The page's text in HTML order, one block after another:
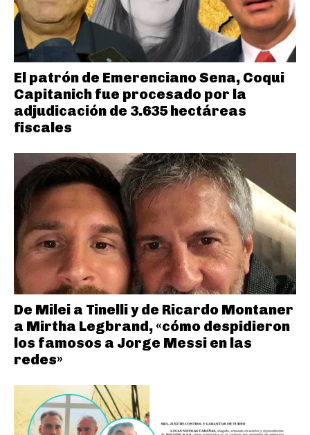
El patrón de Emerenciano Sena, Coqui
Capitanich fue procesado por la
adjudicación de 3.635 hectáreas
fiscales
De Milei a Tinelli y de Ricardo Montaner
a Mirtha Legbrand, «cómo despidieron
los famosos a Jorge Messi en las
redes»